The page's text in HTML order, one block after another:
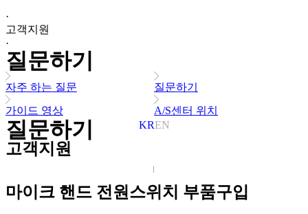
KREN
·
고객지원
·
질문하기
자주 하는 질문 질문하기
가이드 영상 A/S센터 위치
질문하기
고객지원
마이크 핸드 전원스위치 부품구입